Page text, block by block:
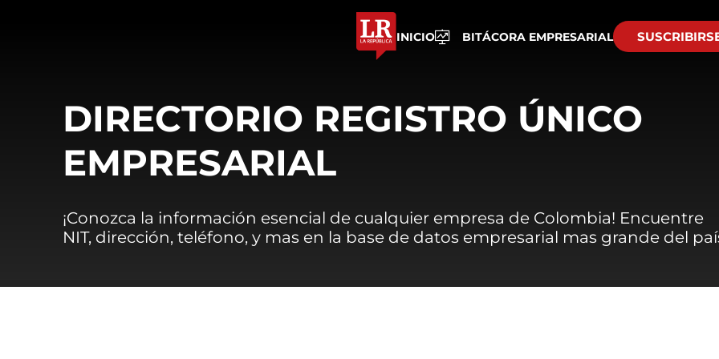
INICIO BITÁCORA EMPRESARIAL
DIRECTORIO REGISTRO ÚNICO
EMPRESARIAL
¡Conozca la información esencial de cualquier empresa de Colombia! Encuentre
NIT, dirección, teléfono, y mas en la base de datos empresarial mas grande del